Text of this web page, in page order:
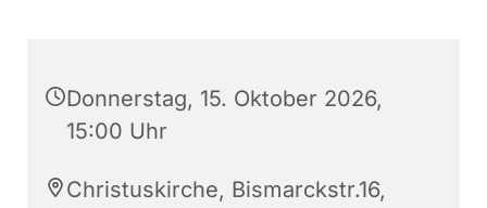
Donnerstag, 15. Oktober 2026,
15:00 Uhr
Christuskirche, Bismarckstr.16,